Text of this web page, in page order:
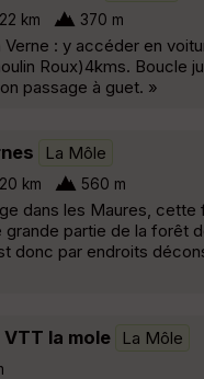
22 km 370 m
: y accéder en
Roux)4kms. Boucle
passage à guet. »
La Môle
20 km 560 m
dans les Maures,
grande partie de la forêt
donc par endroits
la mole La Môle